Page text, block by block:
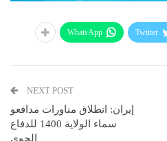
Twitter
WhatsApp
NEXT POST
إيران: انطلاق مناورات مدافعو
سماء الولاية 1400 للدفاع
الجوي